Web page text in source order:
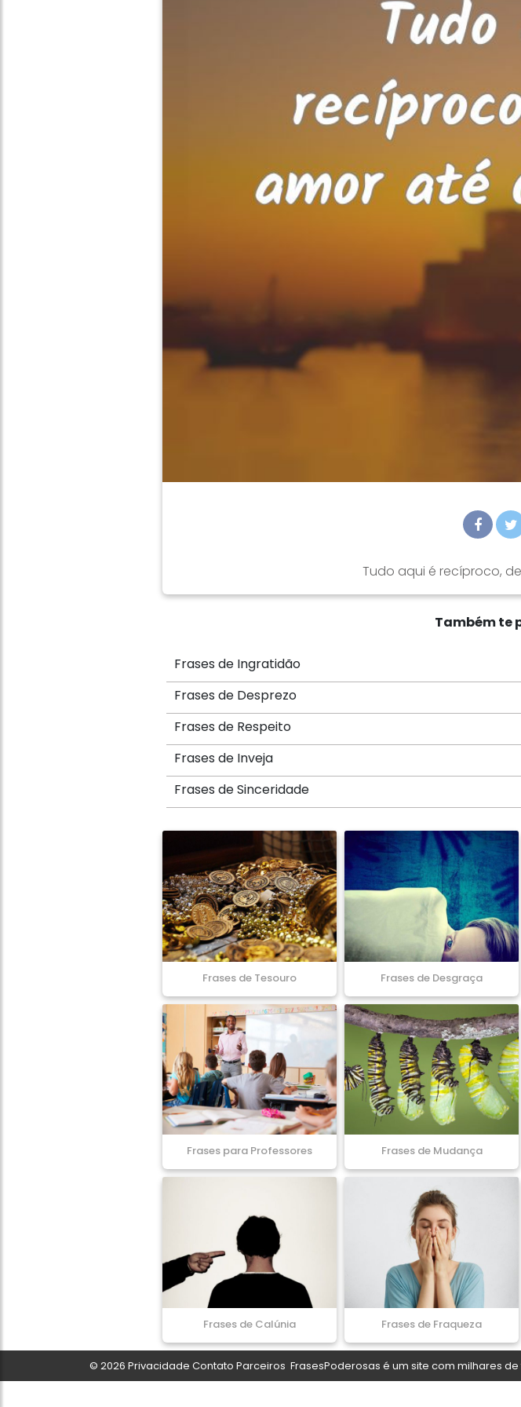
Tudo aqui é recíproco,
Também te
Frases de Ingratidão
Frases de Desprezo
Frases de Respeito
Frases de Inveja
Frases de Sinceridade
Frases de Tesouro Frases de Desgraça
Frases para Professores Frases de Mudança
Frases de Calúnia Frases de Fraqueza
© 2026 Privacidade Contato Parceiros FrasesPoderosas é um site com milhares